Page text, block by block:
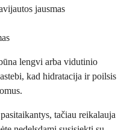
jausmas
lengvi arba vidutinio
kad hidratacija ir poilsis
tačiau reikalauja